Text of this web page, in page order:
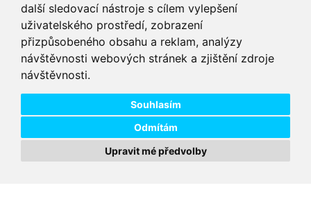
další sledovací nástroje s cílem vylepšení
uživatelského prostředí, zobrazení
přizpůsobeného obsahu a reklam, analýzy
návštěvnosti webových stránek a zjištění zdroje
návštěvnosti.
Souhlasím
Odmítám
Upravit mé předvolby
VIP servis
na zakoupená
elektrokola
Testovací trať
možnost vyzkoušet si
elektrokola
Doprava ZDARMA
pro objednávky nad 1600 zboží skladem při
Copyright © 2026 DD PNEU s.r.o. Všechna práva vyhrazena. bb9